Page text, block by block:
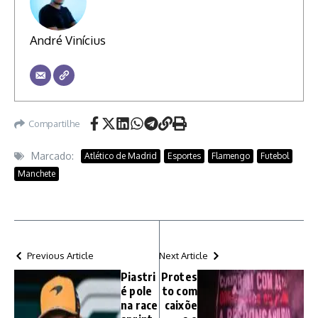
André Vinícius
Compartilhe
Marcado: Atlético de Madrid Esportes Flamengo
Futebol
Manchete
Previous Article
Piastri
é pole
na race
Next Article
Protes
to com
caixõe